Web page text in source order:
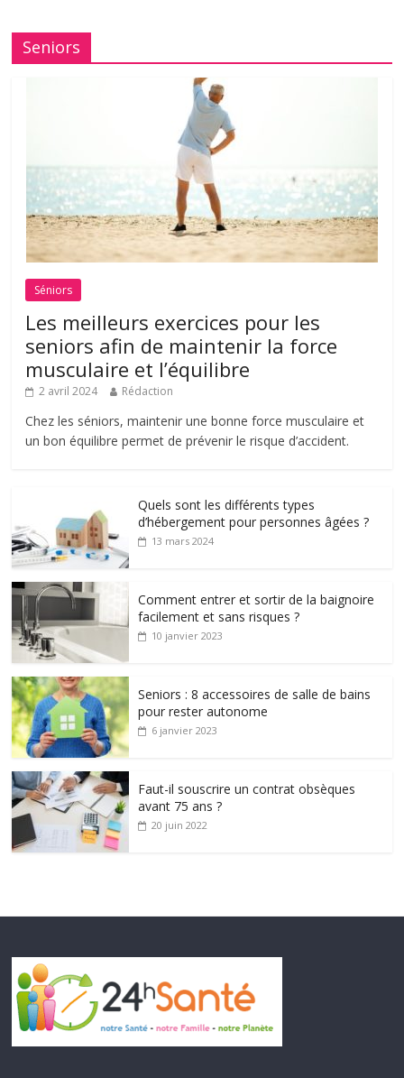
Seniors
Séniors
Les meilleurs exercices pour les
seniors afin de maintenir la force
musculaire et l’équilibre
2 avril 2024 Rédaction
Chez les séniors, maintenir une bonne force musculaire et
un bon équilibre permet de prévenir le risque d’accident.
Quels sont les différents types
d’hébergement pour personnes âgées ?
13 mars 2024
Comment entrer et sortir de la baignoire
facilement et sans risques ?
10 janvier 2023
Seniors : 8 accessoires de salle de bains
pour rester autonome
6 janvier 2023
Faut-il souscrire un contrat obsèques
avant 75 ans ?
20 juin 2022